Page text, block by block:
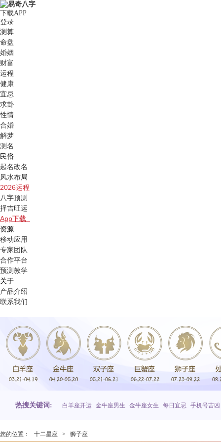
下载APP
登录
测算
命盘
婚姻
财富
运程
健康
宜忌
求卦
性情
合婚
解梦
测名
民俗
起名改名
风水布局
2026运程
八字预测
择吉旺运
App下载
资源
移动应用
专家团队
合作平台
预测教学
关于
产品介绍
联系我们
热搜关键词: 白羊座开运 金牛座男生 金牛座女生 每日宜忌 手机号吉凶
您的位置： 十二星座 > 狮子座